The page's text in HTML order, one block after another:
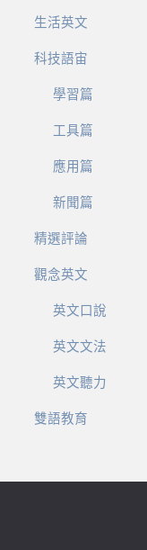
生活英文
科技語宙
學習篇
工具篇
應用篇
新聞篇
精選評論
觀念英文
英文口說
英文文法
英文聽力
雙語教育